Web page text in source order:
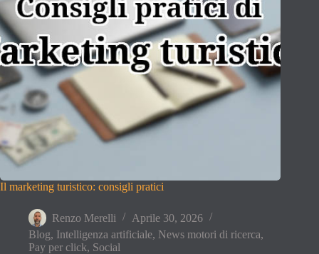
Il marketing turistico: consigli pratici
Renzo Merelli
Aprile 30, 2026
Blog, Intelligenza artificiale, News motori di ricerca,
Pay per click, Social